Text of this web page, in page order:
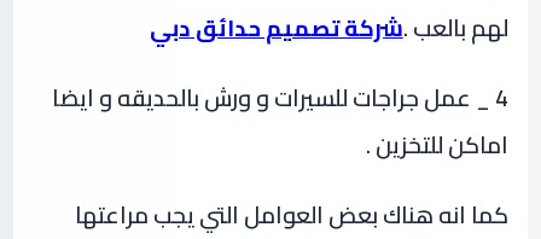
لهم بالعب .شركة تصميم حدائق دبي
4 _ عمل جراجات للسيرات و ورش بالحديقه و ايضا
اماكن للتخزين .
كما انه هناك بعض العوامل التي يجب مراعتها